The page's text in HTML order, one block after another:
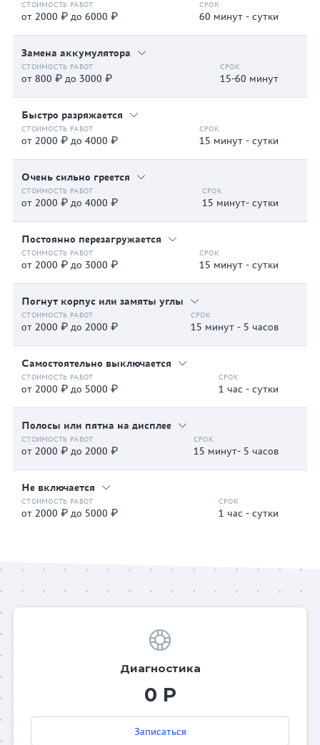
от 2000 ₽ до 6000 ₽ 60 минут - сутки
Замена аккумулятора
от 800 ₽ до 3000 ₽ 15-60 минут
Быстро разряжается
от 2000 ₽ до 4000 ₽ 15 минут - сутки
Очень сильно греется
от 2000 ₽ до 4000 ₽ 15 минут- сутки
Постоянно перезагружается
от 2000 ₽ до 3000 ₽ 15 минут - сутки
Погнут корпус или замяты углы
от 2000 ₽ до 2000 ₽ 15 минут - 5 часов
Самостоятельно выключается
от 2000 ₽ до 5000 ₽ 1 час - сутки
Полосы или пятна на дисплее
от 2000 ₽ до 2000 ₽ 15 минут- 5 часов
Не включается
от 2000 ₽ до 5000 ₽ 1 час - сутки
Диагностика
0 Р
Записаться